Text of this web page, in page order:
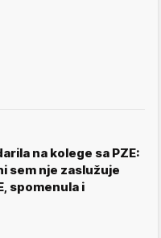
na kolege sa PZE:
sem nje zaslužuje
spomenula i